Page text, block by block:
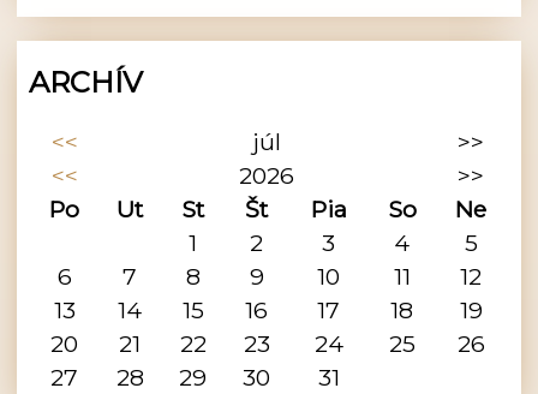
ARCHÍV
<< júl
>>
<<
2026
>>
Po
Ut St Št Pia So
Ne
1
2 3 4
5
6
7 8 9 10 11
12
13
14 15 16 17 18
19
20
21 22 23 24 25
26
27
28 29 30 31